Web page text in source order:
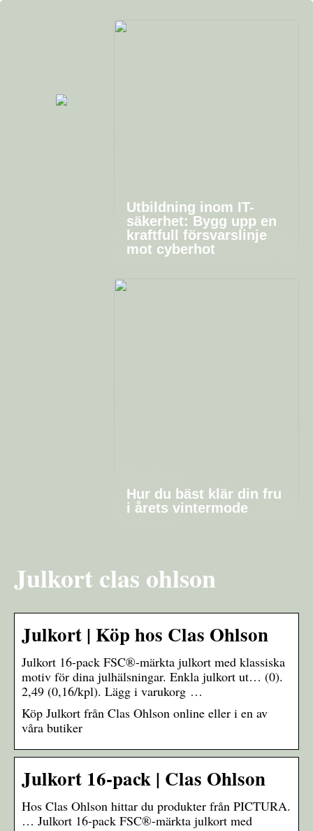
Utbildning inom IT-
säkerhet: Bygg upp en
kraftfull försvarslinje
mot cyberhot
Hur du bäst klär din fru
i årets vintermode
Julkort clas ohlson
Julkort | Köp hos Clas Ohlson
Julkort 16-pack FSC®-märkta julkort med klassiska
motiv för dina julhälsningar. Enkla julkort ut… (0).
2,49 (0,16/kpl). Lägg i varukorg …
Köp Julkort från Clas Ohlson online eller i en av
våra butiker
Julkort 16-pack | Clas Ohlson
Hos Clas Ohlson hittar du produkter från PICTURA.
… Julkort 16-pack FSC®-märkta julkort med